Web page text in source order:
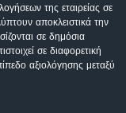
της εταιρείας σε
αποκλειστικά την
σε δημόσια
σε διαφορετική
αξιολόγησης μεταξύ